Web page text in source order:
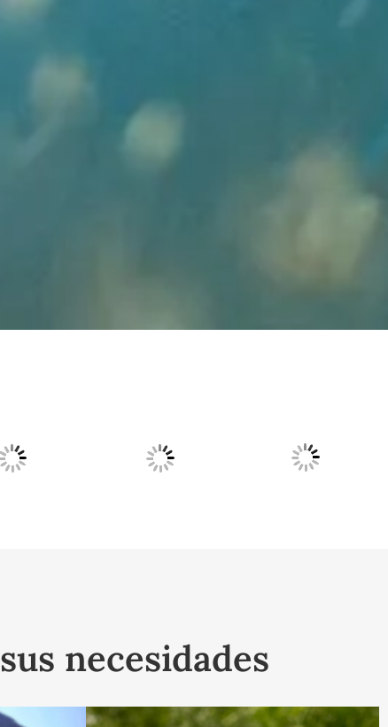
necesidades